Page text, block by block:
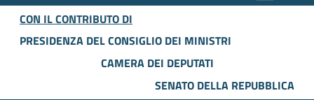
CON IL CONTRIBUTO DI
PRESIDENZA DEL CONSIGLIO DEI MINISTRI
CAMERA DEI DEPUTATI
SENATO DELLA REPUBBLICA